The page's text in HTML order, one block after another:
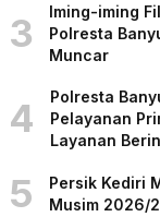
3
Iming-iming
Polresta
Muncar
4
Polresta
Pelayanan
Layanan
5
Persik Kediri
Musim 2026/